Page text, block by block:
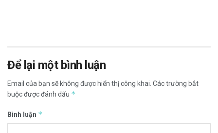
Để lại một bình luận
Email của bạn sẽ không được hiển thị công khai. Các trường bắt
buộc được đánh dấu *
Bình luận *